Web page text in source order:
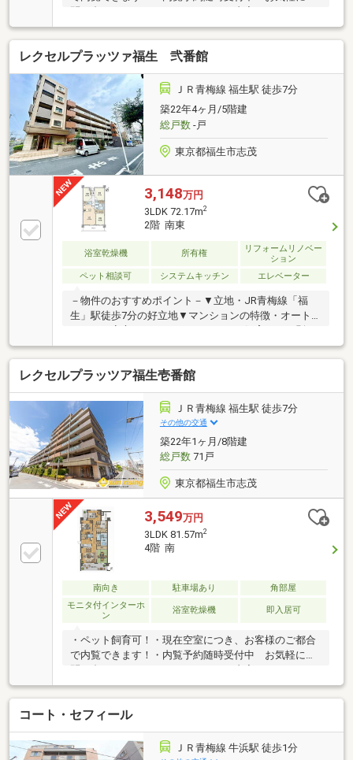
ング新規上張り・建具新規交換・給湯器新規交換・シ
ステムキッチン新規交換（食洗機、浄水機能付き）・
ユニットバス新規交換（追い焚き機能、浴室換気乾燥
暖房機付き）・洗面化粧台新規交換・トイレ新規交換
（洗浄機能付き）・全室クロス新規貼替・洗面、トイ
レ、玄関土間、塩ビタイル新規施工・照明器具設置・
ハウスクリーニング等
レクセルプラッツァ福生 弐番館
ＪＲ青梅線 福生駅 徒歩7分
築22年4ヶ月/5階建
総戸数-戸
東京都福生市志茂
3,148万円
3LDK 72.17m2
2階 南東
浴室乾燥機 所有権
リフォームリノベー
ション
ペット相談可
システムキッチン エレベーター
－物件のおすすめポイント－▼立地・JR青梅線「福
生」駅徒歩7分の好立地▼マンションの特徴・オート
ロックで安心のセキュリティ・ペット飼育可（細則
有）▼お部屋の特徴・南東向きで陽当たり・通風良
好・約14帖の広々LDKは間仕切り対応可・全居室6帖以
上で収納豊富▼設備・ウォークインクローゼット等収
納充実▼リフォーム内容（2026年7月完工）・システ
ムキッチン新規交換（食洗機・浄水機能付）・ユニッ
トバス新規交換（追焚・浴室乾燥機付）・洗面化粧
台、トイレ新規交換・洗面、トイレ、玄関土間、塩ビ
タイル新規施工・照明器具設置・ハウスクリーニング
レクセルプラッツア福生壱番館
ＪＲ青梅線 福生駅 徒歩7分
その他の交通
築22年1ヶ月/8階建
総戸数71戸
東京都福生市志茂
3,549万円
3LDK 81.57m2
4階 南
南向き 駐車場あり
角部屋
モニタ付インターホ
ン
浴室乾燥機 即入居可
・ペット飼育可！・現在空室につき、お客様のご都合
で内覧できます！・内覧予約随時受付中 お気軽にお
問い合わせください！～リフォーム内容～・キッチン
新品・お風呂新品・洗面台新品・クロス貼替・コンロ
新品・フローリング張替え・室内クリーニング・クッ
ションフロア張替え・建具交換
コート・セフィール
ＪＲ青梅線 牛浜駅 徒歩1分